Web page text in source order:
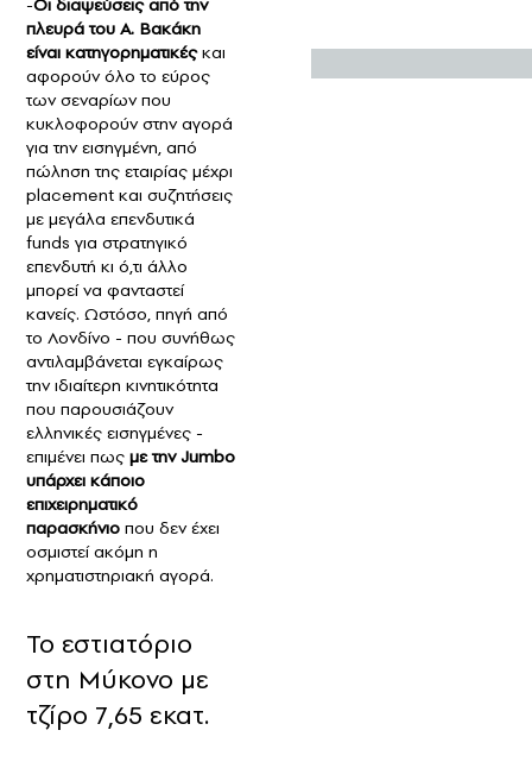
πλευρά του Α. Βακάκη
είναι κατηγορηματικέςκαι
αφορούν όλο το εύρος
των σεναρίων που
κυκλοφορούν στην αγορά
για την εισηγμένη, από
πώληση της εταιρίας μέχρι
placement και συζητήσεις
με μεγάλα επενδυτικά
funds για στρατηγικό
επενδυτή κι ό,τι άλλο
μπορεί να φανταστεί
κανείς. Ωστόσο, πηγή από
το Λονδίνο - που συνήθως
αντιλαμβάνεται εγκαίρως
την ιδιαίτερη κινητικότητα
που παρουσιάζουν
ελληνικές εισηγμένες -
επιμένει πως με την Jumbo
υπάρχει κάποιο
επιχειρηματικό
παρασκήνιο που δεν έχει
οσμιστεί ακόμη η
χρηματιστηριακή αγορά.
Το εστιατόριο
στη Μύκονο με
τζίρο 7,65 εκατ.